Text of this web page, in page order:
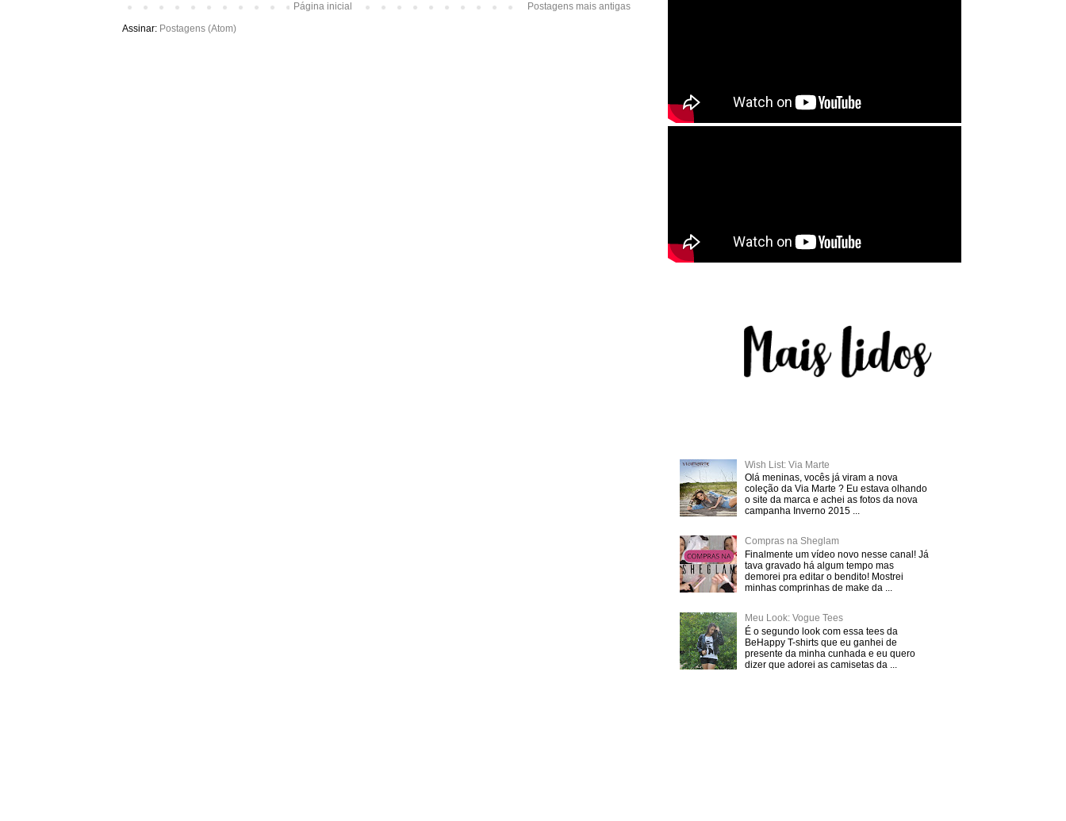
Postagens mais antigas
Página inicial
Assinar: Postagens (Atom)
Wish List: Via Marte
Olá meninas, vocês já viram a nova
coleção da Via Marte ? Eu estava olhando
o site da marca e achei as fotos da nova
campanha Inverno 2015 ...
Compras na Sheglam
Finalmente um vídeo novo nesse canal! Já
tava gravado há algum tempo mas
demorei pra editar o bendito! Mostrei
minhas comprinhas de make da ...
Meu Look: Vogue Tees
É o segundo look com essa tees da
BeHappy T-shirts que eu ganhei de
presente da minha cunhada e eu quero
dizer que adorei as camisetas da ...